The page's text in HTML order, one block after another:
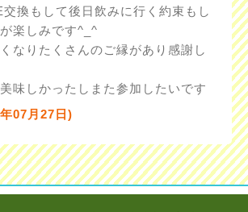
換もして後日飲みに行く約束もし
楽しみです^_^
なりたくさんのご縁があり感謝し
味しかったしまた参加したいです
07月27日)